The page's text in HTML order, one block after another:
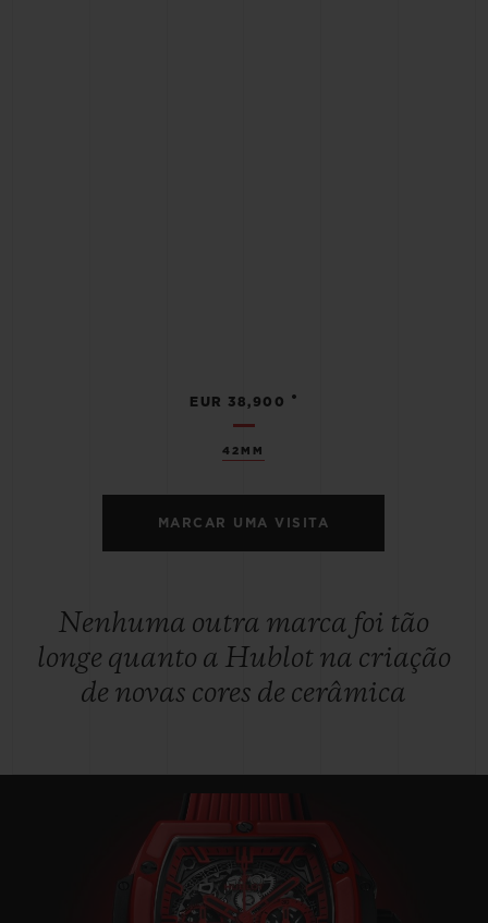
42MM
EUR 38,900 •
MARCAR UMA VISITA
Nenhuma outra marca foi tão
longe quanto a Hublot na criação
de novas cores de cerâmica